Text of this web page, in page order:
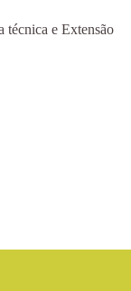
técnica e Extensão